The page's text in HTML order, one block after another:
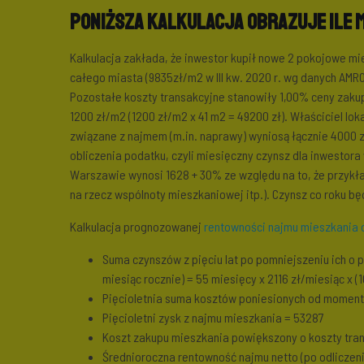
Poniższa kalkulacja obrazuje ile
Kalkulacja zakłada, że inwestor kupił nowe 2 pokojowe
całego miasta (9835zł/m2 w III kw. 2020 r. wg danych
Pozostałe koszty transakcyjne stanowiły 1,00% ceny
1200 zł/m2 (1200 zł/m2 x 41 m2 = 49200 zł). Właściciel
związane z najmem (m.in. naprawy) wyniosą łącznie
obliczenia podatku, czyli miesięczny czynsz dla
Warszawie wynosi 1628 + 30% ze względu na to, że
na rzecz wspólnoty mieszkaniowej itp.). Czynsz co roku
Kalkulacja prognozowanej rentowności najmu mieszkania
Suma czynszów z pięciu lat po pomniejszeniu ich
miesiąc rocznie) = 55 miesięcy x 2116 zł/miesiąc x
Pięcioletnia suma kosztów poniesionych od
Pięcioletni zysk z najmu mieszkania = 53287
Koszt zakupu mieszkania powiększony o koszty
Średnioroczna rentowność najmu netto (po